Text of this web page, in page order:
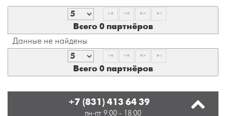
Всего 0 партнёров
Данные не найдены
Всего 0 партнёров
+7 (831) 413 64 39
пн-пт 9:00 - 18:00